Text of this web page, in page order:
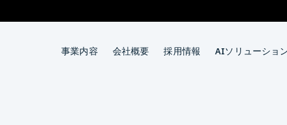
事業内容 会社概要 採用情報 AIソリューショ